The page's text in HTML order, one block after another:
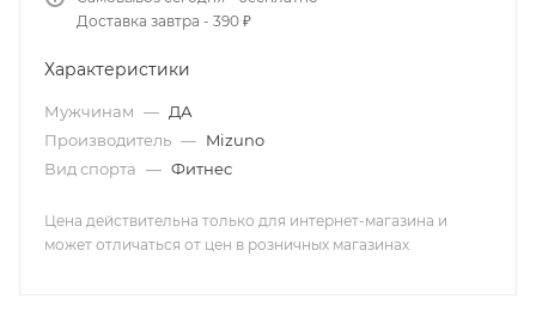
Доставка завтра - 390 ₽
Характеристики
Мужчинам — ДА
Производитель — Mizuno
Вид спорта — Фитнес
Цена действительна только для интернет-магазина и
может отличаться от цен в розничных магазинах